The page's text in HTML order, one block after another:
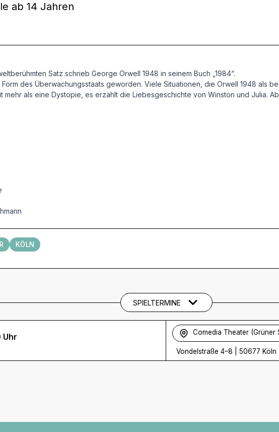
ab 14 Jahren
Satz schrieb George Orwell 1948 in seinem Buch „1984“.
des Überwachungsstaats geworden. Viele Situationen, die Orwell 1948 als
mehr als eine Dystopie, es erzählt die Liebesgeschichte von Winston und Julia.
KÖLN
SPIELTERMINE
Uhr Comedia Theater (Grüner
Vondelstraße 4–8 50677 Köln